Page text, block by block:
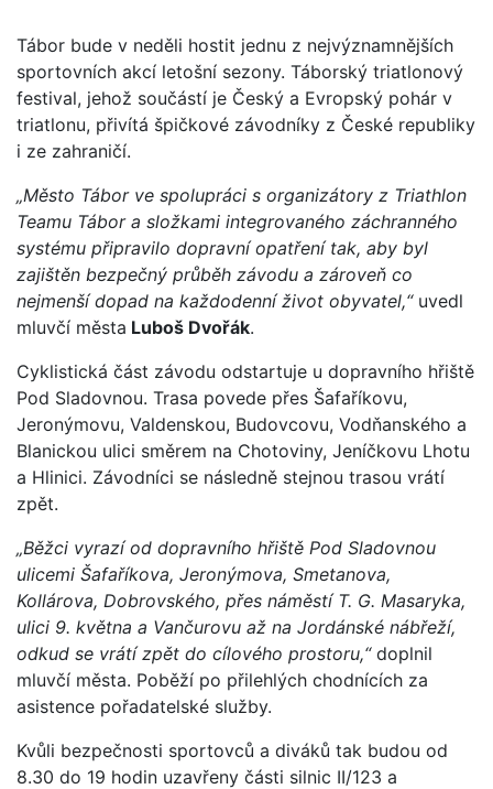
Tábor bude v neděli hostit jednu z nejvýznamnějších
sportovních akcí letošní sezony. Táborský triatlonový
festival, jehož součástí je Český a Evropský pohár v
triatlonu, přivítá špičkové závodníky z České republiky
i ze zahraničí.
„Město Tábor ve spolupráci s organizátory z Triathlon
Teamu Tábor a složkami integrovaného záchranného
systému připravilo dopravní opatření tak, aby byl
zajištěn bezpečný průběh závodu a zároveň co
nejmenší dopad na každodenní život obyvatel,“ uvedl
mluvčí města Luboš Dvořák.
Cyklistická část závodu odstartuje u dopravního hřiště
Pod Sladovnou. Trasa povede přes Šafaříkovu,
Jeronýmovu, Valdenskou, Budovcovu, Vodňanského a
Blanickou ulici směrem na Chotoviny, Jeníčkovu Lhotu
a Hlinici. Závodníci se následně stejnou trasou vrátí
zpět.
„Běžci vyrazí od dopravního hřiště Pod Sladovnou
ulicemi Šafaříkova, Jeronýmova, Smetanova,
Kollárova, Dobrovského, přes náměstí T. G. Masaryka,
ulici 9. května a Vančurovu až na Jordánské nábřeží,
odkud se vrátí zpět do cílového prostoru,“ doplnil
mluvčí města. Poběží po přilehlých chodnících za
asistence pořadatelské služby.
Kvůli bezpečnosti sportovců a diváků tak budou od
8.30 do 19 hodin uzavřeny části silnic II/123 a